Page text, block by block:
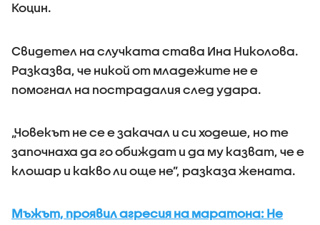
Коцин.
Свидетел на случката става Ина Николова.
Разказва, че никой от младежите не е
помогнал на пострадалия след удара.
„Човекът не се е закачал и си ходеше, но те
започнаха да го обиждат и да му казват, че е
клошар и какво ли още не”, разказа жената.
Мъжът, проявил агресия на маратона: Не